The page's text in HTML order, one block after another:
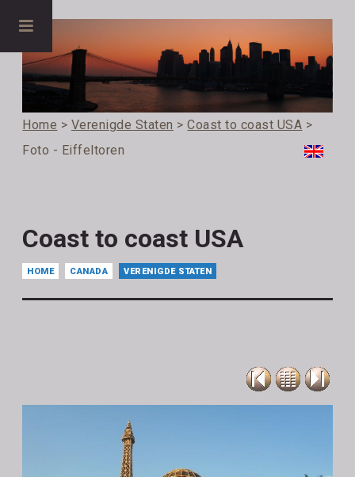
Home > Verenigde Staten >Coast to coast USA >
Foto - Eiffeltoren
Coast to coast USA
HOME CANADA VERENIGDE STATEN